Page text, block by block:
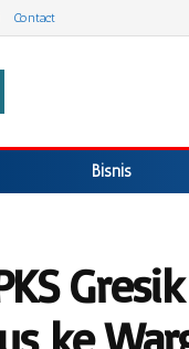
Contact
Bisnis